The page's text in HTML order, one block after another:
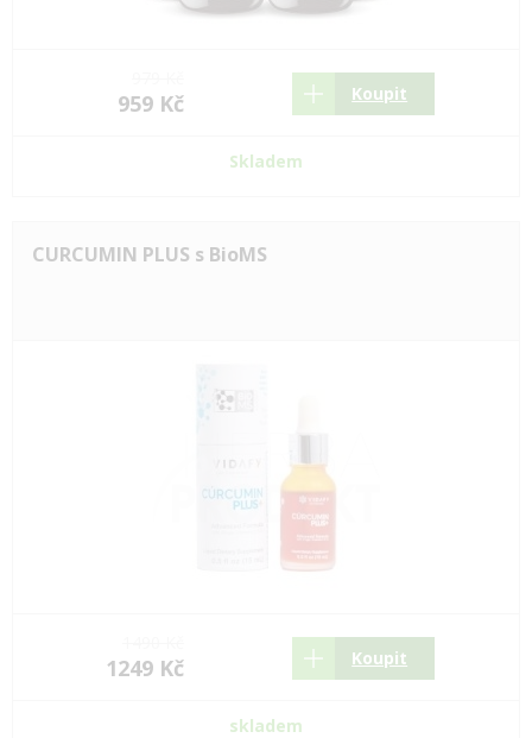
959 Kč Koupit
Skladem
CURCUMIN PLUS s BioMS
1249 Kč Koupit
skladem